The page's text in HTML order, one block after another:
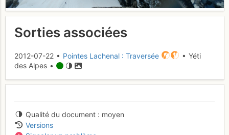
Sorties associées
2012-07-22 • Pointes Lachenal : Traversée
• Yéti
des Alpes •
Qualité du document
moyen
Versions